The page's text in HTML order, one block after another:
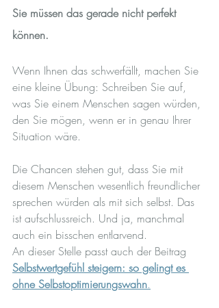
Sie müssen das gerade nicht perfekt
können.
Wenn Ihnen das schwerfällt, machen Sie
eine kleine Übung: Schreiben Sie auf,
was Sie einem Menschen sagen würden,
den Sie mögen, wenn er in genau Ihrer
Situation wäre.
Die Chancen stehen gut, dass Sie mit
diesem Menschen wesentlich freundlicher
sprechen würden als mit sich selbst. Das
ist aufschlussreich. Und ja, manchmal
auch ein bisschen entlarvend.
An dieser Stelle passt auch der Beitrag
Selbstwertgefühl steigern: so gelingt es
ohne Selbstoptimierungswahn.